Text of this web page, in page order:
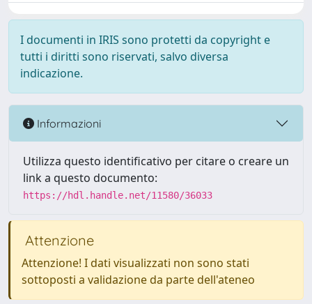
I documenti in IRIS sono protetti da copyright e
tutti i diritti sono riservati, salvo diversa
indicazione.
Informazioni
Utilizza questo identificativo per citare o creare un
link a questo documento:
https://hdl.handle.net/11580/36033
Attenzione
Attenzione! I dati visualizzati non sono stati
sottoposti a validazione da parte dell'ateneo